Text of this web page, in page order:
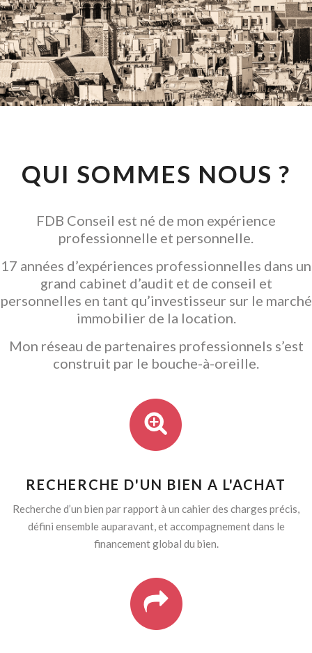
CONSEIL EN
INVESTISSEMENT
LOCATIF
GARANTIR L' ACQUISITION
QUI SOMMES NOUS ?
FDB Conseil est né de mon expérience
professionnelle et personnelle.
17 années d’expériences professionnelles dans un
grand cabinet d’audit et de conseil et
personnelles en tant qu’investisseur sur le marché
immobilier de la location.
Mon réseau de partenaires professionnels s’est
construit par le bouche-à-oreille.
RECHERCHE D'UN BIEN A L'ACHAT
Recherche d’un bien par rapport à un cahier des charges précis,
défini ensemble auparavant, et accompagnement dans le
financement global du bien.